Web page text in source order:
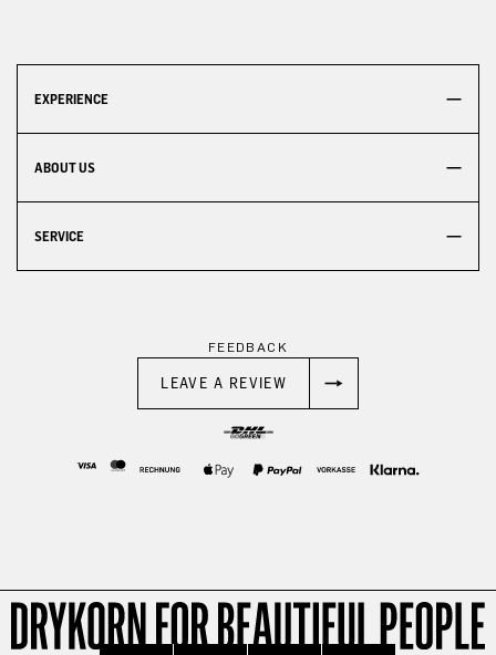
EXPERIENCE
ABOUT US
SERVICE
FEEDBACK
LEAVE A REVIEW